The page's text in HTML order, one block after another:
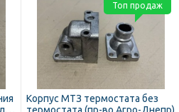
Корпус МТЗ термостата без
Топ продаж